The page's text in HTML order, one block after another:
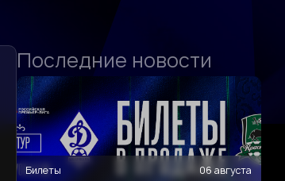
Последние новости
Билеты 06 августа